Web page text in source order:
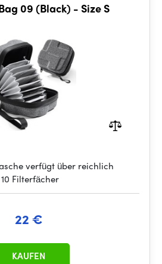
09 (Black) - Size S
verfügt über reichlich
Filterfächer
22 €
KAUFEN